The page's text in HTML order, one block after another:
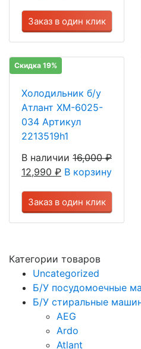
Заказ в один клик
Скидка 19%
Холодильник б/у
Атлант ХМ-6025-
034 Артикул
2213519h1
В наличии 16,000₽
12,990 ₽ В корзину
Заказ в один клик
Категории товаров
Uncategorized
Б/У посудомоечные
Б/У стиральные
AEG
Ardo
Atlant